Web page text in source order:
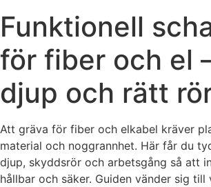
Funktionell
för fiber och el
djup och rätt
Att gräva för fiber och elkabel kräver
material och noggrannhet. Här får du
djup, skyddsrör och arbetsgång så att
hållbar och säker. Guiden vänder sig till